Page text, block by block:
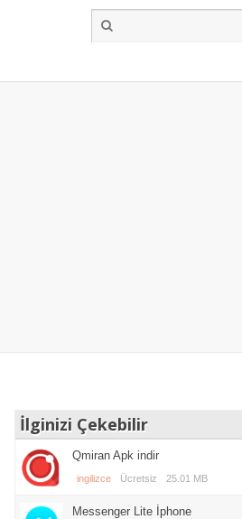
İlginizi Çekebilir
Qmiran Apk indir
ingilizce Ücretsiz 25.01 MB
Messenger Lite İphone